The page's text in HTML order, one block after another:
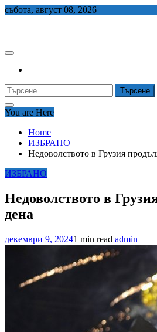
Skip
събота, август 08, 2026
Търсене
за:
You are Here
Home
ИЗБРАНО
Недоволството в Грузия
ИЗБРАНО
Недоволството в
дена
декември 9, 20241 min read admin